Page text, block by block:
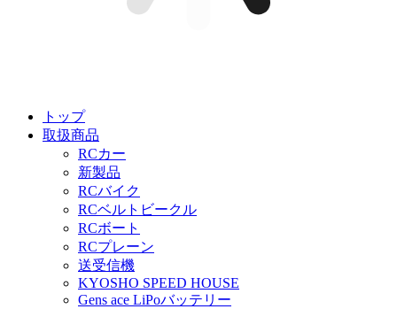
トップ
取扱商品
RCカー
新製品
RCバイク
RCベルトビークル
RCボート
RCプレーン
送受信機
KYOSHO SPEED HOUSE
Gens ace LiPoバッテリー